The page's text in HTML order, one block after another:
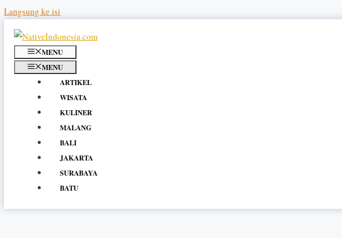
Langsung ke isi
MENU
MENU
ARTIKEL
WISATA
KULINER
MALANG
BALI
JAKARTA
SURABAYA
BATU